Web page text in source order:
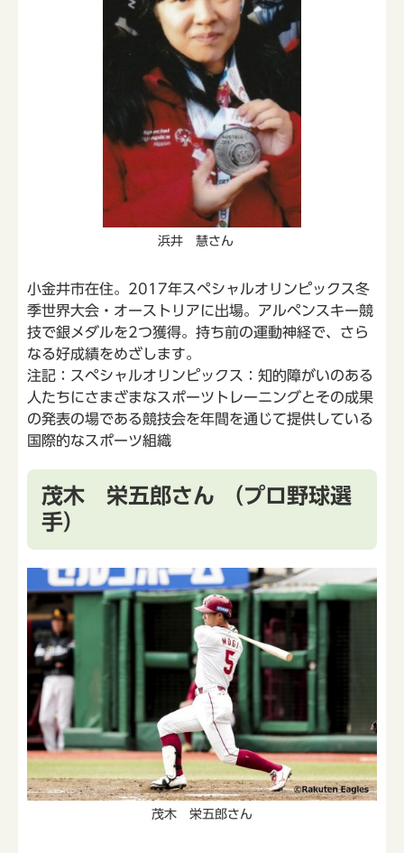
浜井 慧さん
小金井市在住。2017年スペシャルオリンピックス冬
季世界大会・オーストリアに出場。アルペンスキー競
技で銀メダルを2つ獲得。持ち前の運動神経で、さら
なる好成績をめざします。
注記：スペシャルオリンピックス：知的障がいのある
人たちにさまざまなスポーツトレーニングとその成果
の発表の場である競技会を年間を通じて提供している
国際的なスポーツ組織
茂木 栄五郎さん （プロ野球選
手）
茂木 栄五郎さん